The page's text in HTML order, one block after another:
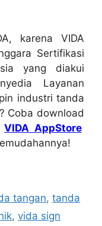
karena VIDA
Sertifikasi
yang diakui
Layanan
industri tanda
Coba download
VIDA AppStore
tangan,tanda
, vida sign